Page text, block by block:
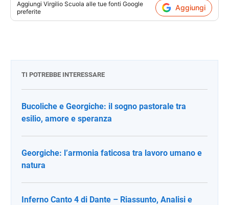
Aggiungi Virgilio Scuola alle tue fonti Google
preferite
Aggiungi
TI POTREBBE INTERESSARE
Bucoliche e Georgiche: il sogno pastorale tra
esilio, amore e speranza
Georgiche: l’armonia faticosa tra lavoro umano e
natura
Inferno Canto 4 di Dante – Riassunto, Analisi e